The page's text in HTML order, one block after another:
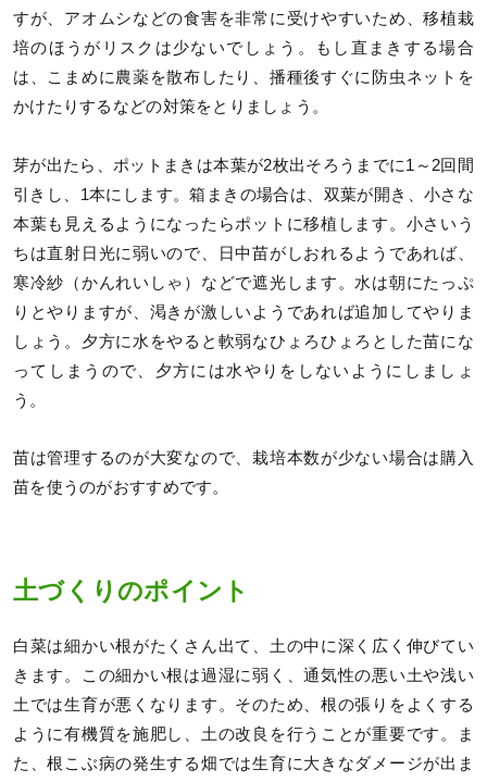
すが、アオムシなどの食害を非常に受けやすいため、移植栽
培のほうがリスクは少ないでしょう。もし直まきする場合
は、こまめに農薬を散布したり、播種後すぐに防虫ネットを
かけたりするなどの対策をとりましょう。
芽が出たら、ポットまきは本葉が2枚出そろうまでに1～2回間
引きし、1本にします。箱まきの場合は、双葉が開き、小さな
本葉も見えるようになったらポットに移植します。小さいう
ちは直射日光に弱いので、日中苗がしおれるようであれば、
寒冷紗（かんれいしゃ）などで遮光します。水は朝にたっぷ
りとやりますが、渇きが激しいようであれば追加してやりま
しょう。夕方に水をやると軟弱なひょろひょろとした苗にな
ってしまうので、夕方には水やりをしないようにしましょ
う。
苗は管理するのが大変なので、栽培本数が少ない場合は購入
苗を使うのがおすすめです。
土づくりのポイント
白菜は細かい根がたくさん出て、土の中に深く広く伸びてい
きます。この細かい根は過湿に弱く、通気性の悪い土や浅い
土では生育が悪くなります。そのため、根の張りをよくする
ように有機質を施肥し、土の改良を行うことが重要です。ま
た、根こぶ病の発生する畑では生育に大きなダメージが出ま